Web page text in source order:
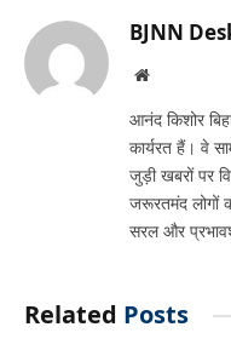
BJNN
Website
आनंद किशोर
कार्यरत हैं। वे
जुड़ी खबरों पर
जरूरतमंद लोगों
सरल और
Related Posts